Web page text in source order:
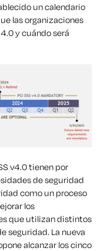
un calendario
las organizaciones
y cuándo será
v4.0 tienen por
de seguridad
como un proceso
los
que utilizan distintos
seguridad. La nueva
alcanzar los cinco